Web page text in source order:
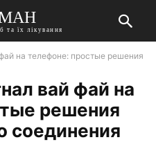
та їх лікування
на телефоне: простые решения
вай фай на
решения
соединения